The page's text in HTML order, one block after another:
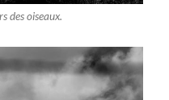
des oiseaux.